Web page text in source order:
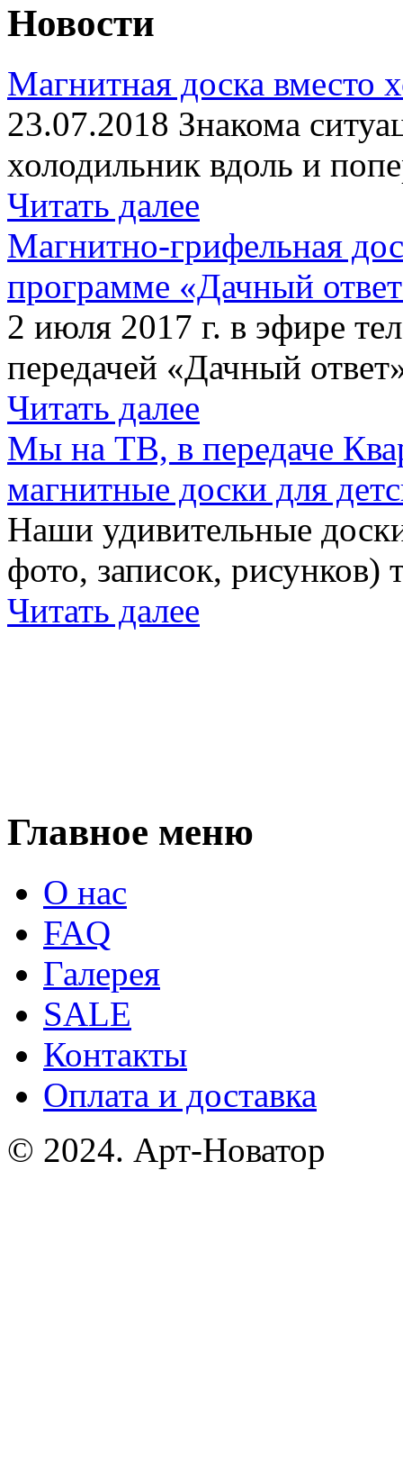
Новости
Магнитная доска вместо
23.07.2018 Знакома
холодильник вдоль и
Читать далее
Магнитно-грифельная
программе «Дачный
2 июля 2017 г. в эфире
передачей «Дачный
Читать далее
Мы на ТВ, в передаче
магнитные доски для
Наши удивительные
фото, записок,
Читать далее
Главное меню
О нас
FAQ
Галерея
SALE
Контакты
Оплата и доставка
© 2024. Арт-Новатор